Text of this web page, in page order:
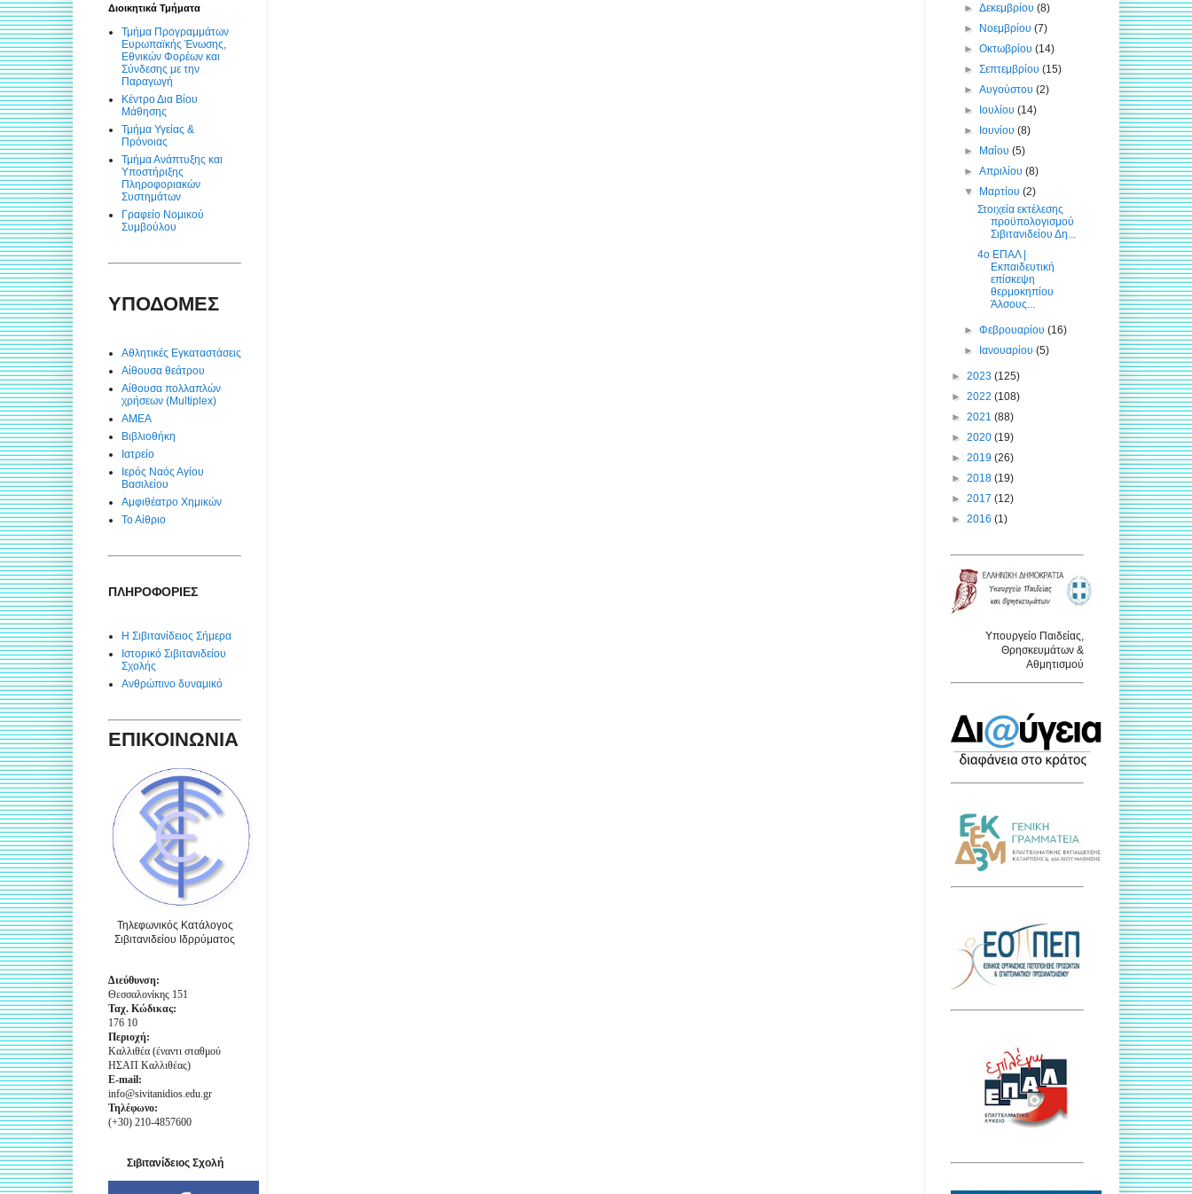
Διοικητικά Τμήματα
Τμήμα Προγραμμάτων
Ευρωπαϊκής Ένωσης,
Εθνικών Φορέων και
Σύνδεσης με την
Παραγωγή
Κέντρο Δια Βίου
Μάθησης
Τμήμα Υγείας &
Πρόνοιας
Τμήμα Ανάπτυξης και
Υποστήριξης
Πληροφοριακών
Συστημάτων
Γραφείο Νομικού
Συμβούλου
ΥΠΟΔΟΜΕΣ
Αθλητικές Εγκαταστάσεις
Αίθουσα θεάτρου
Αίθουσα πολλαπλών
χρήσεων (Multiplex)
ΑΜΕΑ
Βιβλιοθήκη
Ιατρείο
Ιερός Ναός Αγίου
Βασιλείου
Αμφιθέατρο Χημικών
Το Αίθριο
ΠΛΗΡΟΦΟΡΙΕΣ
Η Σιβιτανίδειος Σήμερα
Ιστορικό Σιβιτανιδείου
Σχολής
Ανθρώπινο δυναμικό
ΕΠΙΚΟΙΝΩΝΙΑ
Τηλεφωνικός Κατάλογος
Σιβιτανιδείου Ιδρρύματος
Διεύθυνση:
Θεσσαλονίκης 151
Ταχ. Κώδικας:
176 10
Περιοχή:
Καλλιθέα (έναντι σταθμού
ΗΣΑΠ Καλλιθέας)
E-mail:
info@sivitanidios.edu.gr
Τηλέφωνο:
(+30) 210-4857600
Σιβιτανίδειος Σχολή
►Δεκεμβρίου(8)
► Νοεμβρίου(7)
►Οκτωβρίου(14)
►Σεπτεμβρίου(15)
►Αυγούστου(2)
► Ιουλίου(14)
► Ιουνίου(8)
► Μαΐου(5)
►Απριλίου(8)
▼ Μαρτίου(2)
Στοιχεία εκτέλεσης
προϋπολογισμού
Σιβιτανιδείου Δη...
4ο ΕΠΑΛ |
Εκπαιδευτική
επίσκεψη
θερμοκηπίου
Άλσους...
►Φεβρουαρίου(16)
► Ιανουαρίου(5)
► 2023 (125)
► 2022 (108)
► 2021 (88)
► 2020 (19)
► 2019 (26)
► 2018 (19)
► 2017 (12)
► 2016 (1)
Υπουργείο Παιδείας,
Θρησκευμάτων &
Αθμητισμού